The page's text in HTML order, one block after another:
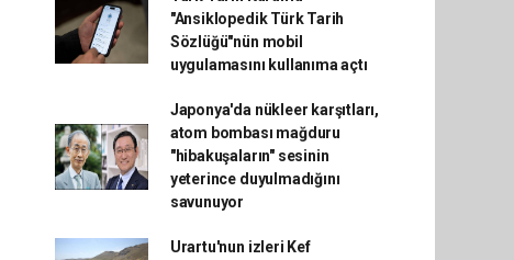
"Ansiklopedik Türk Tarih
Sözlüğü"nün mobil
uygulamasını kullanıma açtı
Japonya'da nükleer karşıtları,
atom bombası mağduru
"hibakuşaların" sesinin
yeterince duyulmadığını
savunuyor
Urartu'nun izleri Kef